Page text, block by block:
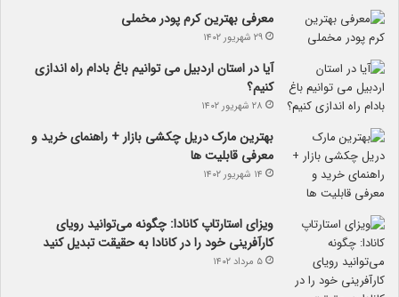
معرفی بهترین کرم پودر مخملی
۲۹ شهریور ۱۴۰۲
آیا در استان اردبیل می توانیم باغ بادام راه اندازی
کنیم؟
۲۸ شهریور ۱۴۰۲
بهترین مارک دریل چکشی بازار + راهنمای خرید و
معرفی قابلیت ها
۱۴ شهریور ۱۴۰۲
ویزای استارتاپ کانادا: چگونه می‌توانید رویای
کارآفرینی خود را در کانادا به حقیقت تبدیل کنید
۵ مرداد ۱۴۰۲